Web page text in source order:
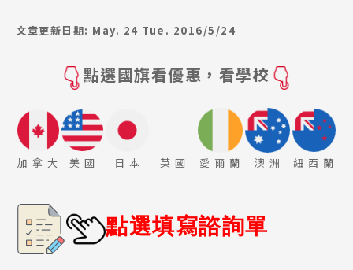
文章更新日期: May. 24 Tue. 2016/5/24
點選國旗看優惠，看學校
加 拿 大 美 國 日 本 英 國 愛 爾 蘭 澳 洲 紐 西 蘭
點選填寫諮詢單